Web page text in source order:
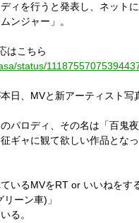
ィを行うと発表し、ネット
ンジャー」。
はこちら
status/
日、MVと新アーティスト写
パロディ、その名は「百鬼夜
ギャに観て欲しい作品となっ
いるMVをRT or いいねをす
ーン車)」
る。